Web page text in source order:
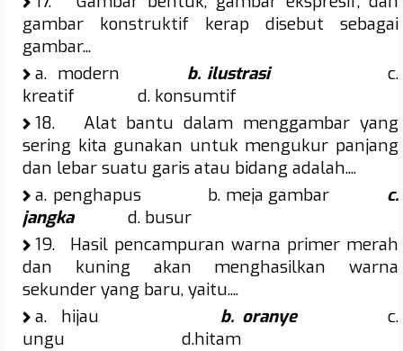
gambar konstruktif kerap disebut sebagai
gambar...
a. modern b. ilustrasic.
kreatif d. konsumtif
18.
Alat bantu dalam menggambar yang
sering kita gunakan untuk mengukur panjang
dan lebar suatu garis atau bidang adalah....
a. penghapus b. meja gambar c.
jangkad. busur
19.
Hasil pencampuran warna primer merah
dan kuning akan menghasilkan warna
sekunder yang baru, yaitu....
a.
hijau b. oranyec.
ungu d.hitam